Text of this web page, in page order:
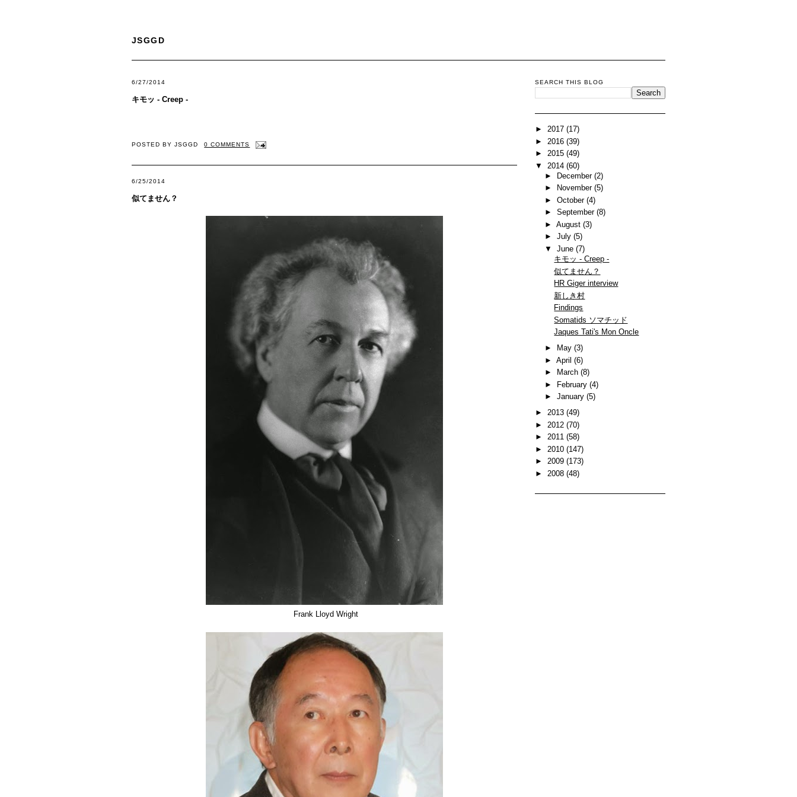
JSGGD
6/27/2014
キモッ - Creep -
POSTED BYJSGGD 0 COMMENTS
6/25/2014
似てません？
Frank Lloyd Wright
SEARCH THIS BLOG
► 2017 (17)
► 2016 (39)
► 2015 (49)
▼ 2014 (60)
►
December (2)
►
November (5)
► October (4)
► September (8)
► August (3)
► July (5)
▼ June (7)
キモッ - Creep -
似てません？
HR Giger interview
新しき村
Findings
Somatids ソマチッド
Jaques Tati's Mon Oncle
►
May (3)
► April (6)
►
March (8)
► February (4)
► January (5)
► 2013 (49)
► 2012 (70)
► 2011 (58)
► 2010 (147)
► 2009 (173)
► 2008 (48)